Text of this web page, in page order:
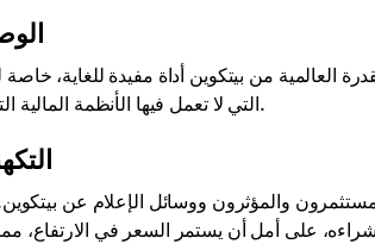
من بيتكوين أداة مفيدة للغاية، خاصة
التي لا تعمل فيها الأنظمة المالية التقليدية بشكل جيد.
والمؤثرون ووسائل الإعلام عن بيتكوين.